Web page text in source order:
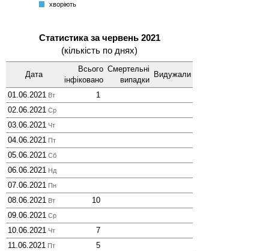
хворіють
Статистика за червень 2021
(кількість по днях)
Дата
Всього
інфі­ковано
Смер­тельні
випадки
Виду­жали
01.06.2021 Вт
1
02.06.2021 Ср
03.06.2021 Чт
04.06.2021 Пт
05.06.2021 Сб
06.06.2021 Нд
07.06.2021 Пн
08.06.2021 Вт
10
09.06.2021 Ср
10.06.2021 Чт
7
11.06.2021 Пт
5